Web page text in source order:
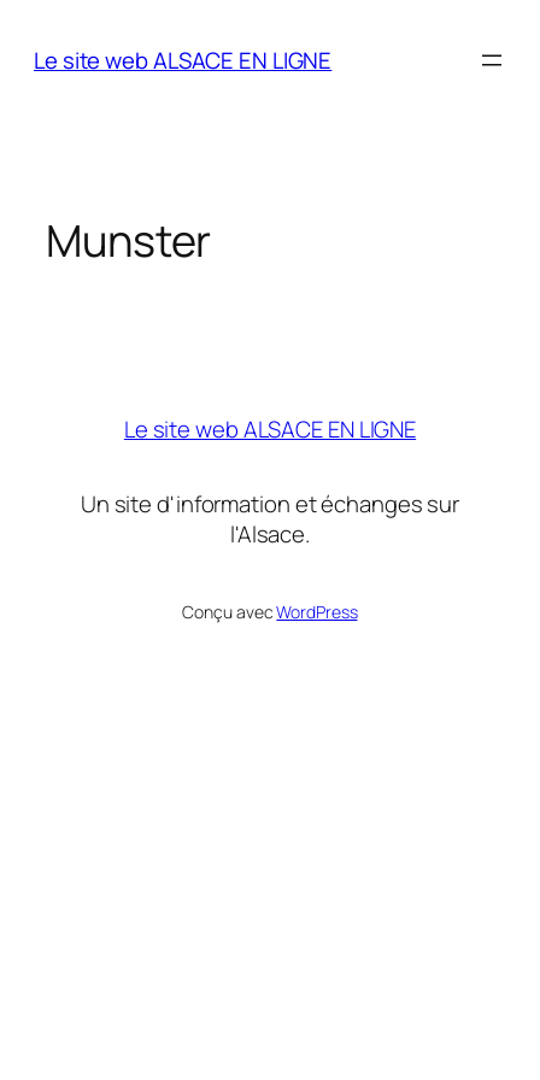
Le site web ALSACE EN LIGNE
Munster
Le site web ALSACE EN LIGNE
Un site d'information et échanges sur
l'Alsace.
Conçu avecWordPress